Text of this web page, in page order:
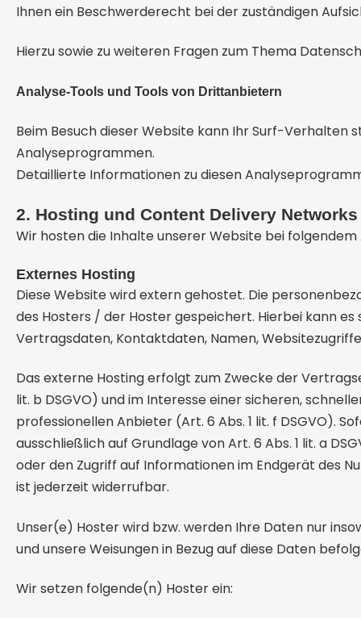
Ihnen ein Beschwerderecht bei der zuständigen
Hierzu sowie zu weiteren Fragen zum Thema
Analyse-Tools und Tools von Drittanbietern
Beim Besuch dieser Website kann Ihr Surf-
Analyseprogrammen.
Detaillierte Informationen zu diesen
2. Hosting und Content Delivery Networks
Wir hosten die Inhalte unserer Website bei
Externes Hosting
Diese Website wird extern gehostet. Die
des Hosters / der Hoster gespeichert. Hierbei kann
Vertragsdaten, Kontaktdaten, Namen,
Das externe Hosting erfolgt zum Zwecke der
lit. b DSGVO) und im Interesse einer sicheren,
professionellen Anbieter (Art. 6 Abs. 1 lit. f DSGVO).
ausschließlich auf Grundlage von Art. 6 Abs. 1 lit. a
oder den Zugriff auf Informationen im Endgerät des
ist jederzeit widerrufbar.
Unser(e) Hoster wird bzw. werden Ihre Daten nur
und unsere Weisungen in Bezug auf diese Daten
Wir setzen folgende(n) Hoster ein: